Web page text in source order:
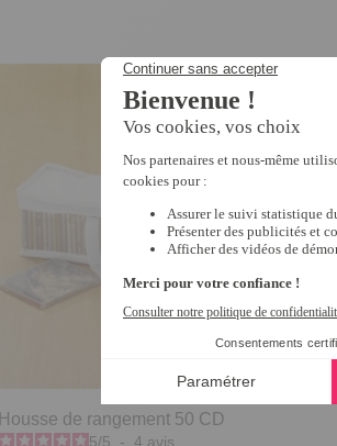
Housse de rangement 50 CD
5/5 - 4 avis